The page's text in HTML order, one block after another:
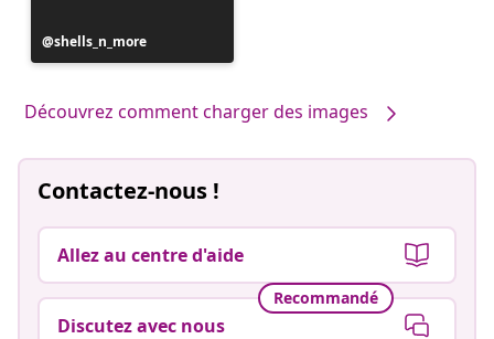
Publication
publiée
shells_n_more
Découvrez comment charger des images
Contactez-nous !
Allez au centre d'aide
Recommandé
Discutez avec nous